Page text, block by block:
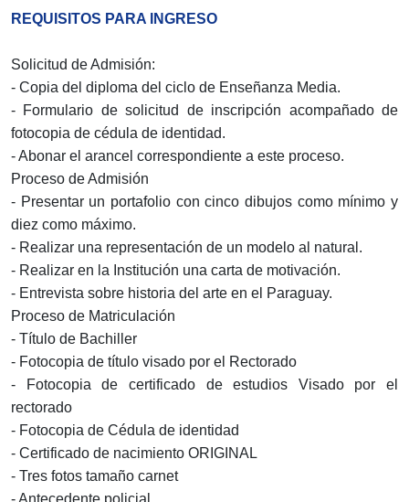
REQUISITOS PARA INGRESO
Solicitud de Admisión:
- Copia del diploma del ciclo de Enseñanza Media.
- Formulario de solicitud de inscripción acompañado de
fotocopia de cédula de identidad.
- Abonar el arancel correspondiente a este proceso.
Proceso de Admisión
- Presentar un portafolio con cinco dibujos como mínimo y
diez como máximo.
- Realizar una representación de un modelo al natural.
- Realizar en la Institución una carta de motivación.
- Entrevista sobre historia del arte en el Paraguay.
Proceso de Matriculación
- Título de Bachiller
- Fotocopia de título visado por el Rectorado
- Fotocopia de certificado de estudios Visado por el
rectorado
- Fotocopia de Cédula de identidad
- Certificado de nacimiento ORIGINAL
- Tres fotos tamaño carnet
- Antecedente policial